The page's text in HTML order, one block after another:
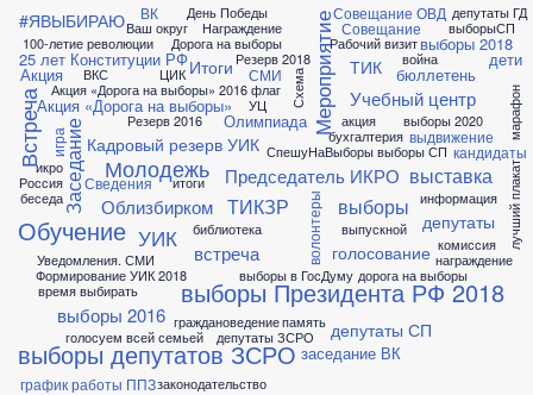
#ЯВЫБИРАЮ
100-летие революции
25 лет Конституции РФ
Акция
Акция «Дорога на выборы»
Акция «Дорога на выборы» 2016
ВК
ВКС
Ваш округ
Встреча
День Победы
Дорога на выборы
Заседание
Итоги
Кадровый резерв УИК
Мероприятие
Молодежь
Награждение
Облизбирком
Обучение
Олимпиада
Председатель ИКРО
Рабочий визит
Резерв 2016
Резерв 2018
Россия
СМИ
Сведения
Совещание
Совещание ОВД
СпешуНаВыборы
Схема
ТИК
ТИКЗР
УИК
УЦ
Уведомления. СМИ
Учебный центр
Формирование УИК 2018
ЦИК
акция
беседа
библиотека
бухгалтерия
бюллетень
война
волонтеры
время выбирать
встреча
выборы
выборы 2016
выборы 2018
выборы 2020
выборы Президента РФ 2018
выборы СП
выборы в ГосДуму
выборы депутатов ЗСРО
выборыСП
выдвижение
выпускной
выставка
голосование
голосуем всей семьей
граждановедение
график работы ППЗ
депутаты
депутаты ГД
депутаты ЗСРО депутаты СП
дети
дорога на выборы
законодательство
заседание ВК
игра
икро
информация
итоги
кандидаты
комиссия лучший плакат
марафон
награждение
память
флаг